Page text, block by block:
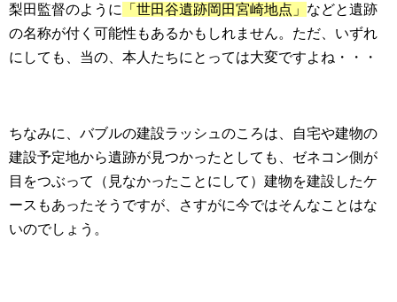
梨田監督のように
「世田谷遺跡岡田宮崎地点」 などと遺跡
の名称が付く可能性もあるかもしれません。ただ、いずれ
にしても、当の、本人たちにとっては大変ですよね・・・
ちなみに、バブルの建設ラッシュのころは、自宅や建物の
建設予定地から遺跡が見つかったとしても、ゼネコン側が
目をつぶって（見なかったことにして）建物を建設したケ
ースもあったそうですが、さすがに今ではそんなことはな
いのでしょう。